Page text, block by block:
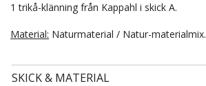
1 trikå-klänning från Kappahl i skick A.
Material: Naturmaterial / Natur-materialmix.
SKICK & MATERIAL